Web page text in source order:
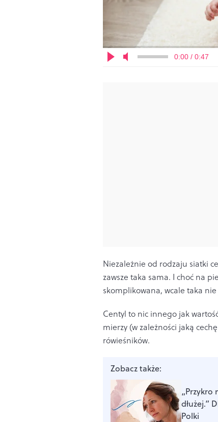
0:00 / 0:47
Niezależnie od rodzaju siatki
zawsze taka sama. I choć na
skomplikowana, wcale taka nie
Centyl to nic innego jak
mierzy (w zależności jaką
rówieśników.
Zobacz także:
„Przykro
dłużej.”
Polki